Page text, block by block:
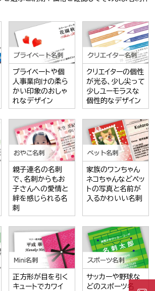
プライベートや個
人事業向けの柔ら
かい印象のおしゃ
れなデザイン
クリエイターの個性
が光る、少し尖って
少しユーモラスな
個性的なデザイン
親子連名の名刺
で、名刺からもお
子さんへの愛情と
絆を感じられる名
刺
家族のワンちゃん
ネコちゃんなどペッ
トの写真と名前が
入るかわいい名刺
正方形が目を引く
キュートでカワイ
サッカーや野球な
どのスポーツ名